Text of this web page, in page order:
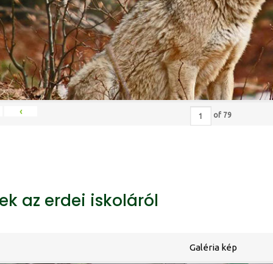
‹ of 79
az erdei iskoláról
Galéria kép